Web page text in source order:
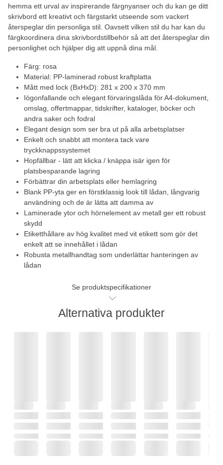
hemma ett urval av inspirerande färgnyanser och du kan ge ditt
skrivbord ett kreativt och färgstarkt utseende som vackert
återspeglar din personliga stil. Oavsett vilken stil du har kan du
färgkoordinera dina skrivbordstillbehör så att det återspeglar din
personlighet och hjälper dig att uppnå dina mål.
Färg: rosa
Material: PP-laminerad robust kraftplatta
Mått med lock (BxHxD): 281 x 200 x 370 mm
Iögonfallande och elegant förvaringslåda för A4-dokument,
omslag, offertmappar, tidskrifter, kataloger, böcker och
andra saker och fodral
Elegant design som ser bra ut på alla arbetsplatser
Enkelt och snabbt att montera tack vare
tryckknappssystemet
Hopfällbar - lätt att klicka / knäppa isär igen för
platsbesparande lagring
Förbättrar din arbetsplats eller hemlagring
Blank PP-yta ger en förstklassig look till lådan, långvarig
användning och de är lätta att damma av
Laminerade ytor och hörnelement av metall ger ett robust
skydd
Etiketthållare av hög kvalitet med vit etikett som gör det
enkelt att se innehållet i lådan
Robusta metallhandtag som underlättar hanteringen av
lådan
Se produktspecifikationer
Alternativa produkter